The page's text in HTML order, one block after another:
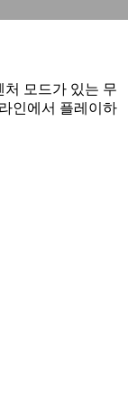
처 모드가 있는 무
인에서 플레이하